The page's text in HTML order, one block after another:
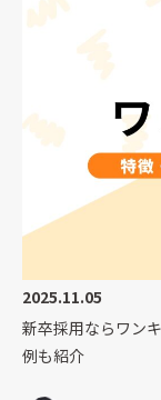
2025.11.05
新卒採用ならワン
例も紹介